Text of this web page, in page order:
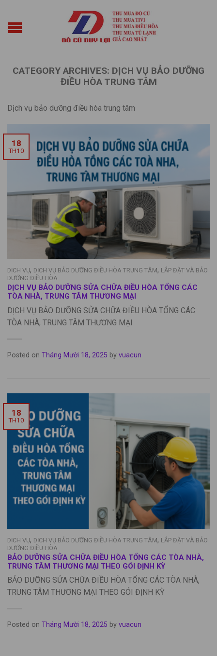
CATEGORY ARCHIVES: DỊCH VỤ BẢO DƯỠNG
ĐIỀU HÒA TRUNG TÂM
Dịch vụ bảo dưỡng điều hòa trung tâm
18
TH10
DỊCH VỤ, DỊCH VỤ BẢO DƯỠNG ĐIỀU HÒA TRUNG TÂM, LẮP ĐẶT VÀ BẢO
DƯỠNG ĐIỀU HÒA
DỊCH VỤ BẢO DƯỠNG SỬA CHỮA ĐIỀU HÒA TỔNG CÁC
TÒA NHÀ, TRUNG TÂM THƯƠNG MẠI
DỊCH VỤ BẢO DƯỠNG SỬA CHỮA ĐIỀU HÒA TỔNG CÁC
TÒA NHÀ, TRUNG TÂM THƯƠNG MẠI
Posted on Tháng Mười 18, 2025 by vuacun
18
TH10
DỊCH VỤ, DỊCH VỤ BẢO DƯỠNG ĐIỀU HÒA TRUNG TÂM, LẮP ĐẶT VÀ BẢO
DƯỠNG ĐIỀU HÒA
BẢO DƯỠNG SỬA CHỮA ĐIỀU HÒA TỔNG CÁC TÒA NHÀ,
TRUNG TÂM THƯƠNG MẠI THEO GÓI ĐỊNH KỲ
BẢO DƯỠNG SỬA CHỮA ĐIỀU HÒA TỔNG CÁC TÒA NHÀ,
TRUNG TÂM THƯƠNG MẠI THEO GÓI ĐỊNH KỲ
Posted on Tháng Mười 18, 2025 by vuacun